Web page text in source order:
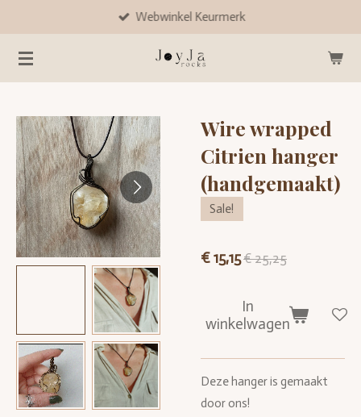
naar
de
Webwinkel Keurmerk
Wire wrapped
Citrien hanger
(handgemaakt)
Sale!
€ 15,15€ 25,25
In
winkelwagen
Deze hanger is gemaakt
door ons!